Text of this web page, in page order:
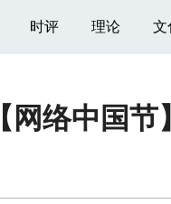
时评 理论 文
【网络中国